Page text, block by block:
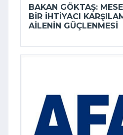
BAKAN GÖKTAŞ:
BIR IHTIYACI
AILENIN GÜÇLENMESI